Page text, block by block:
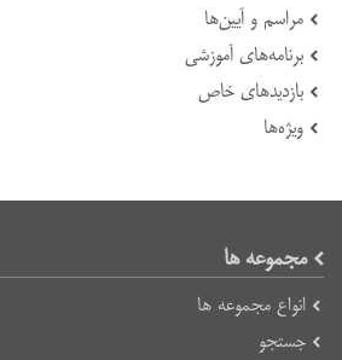
مراسم و آیین‌ها
برنامه‌های آموزشی
بازدید‌های خاص
ویژه‌ها
مجموعه ها
انواع مجموعه ها
جستجو